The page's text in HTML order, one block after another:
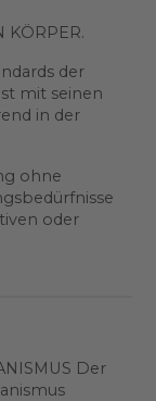
KÖRPER.
der
mit seinen
in der
ohne
oder
Der